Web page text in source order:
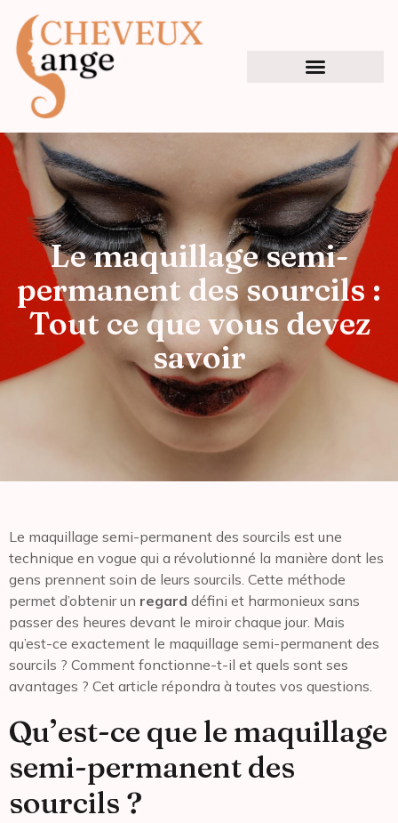
Le maquillage semi-
permanent des sourcils :
Tout ce que vous devez
savoir
Le maquillage semi-permanent des sourcils est une
technique en vogue qui a révolutionné la manière dont les
gens prennent soin de leurs sourcils. Cette méthode
permet d’obtenir un regard défini et harmonieux sans
passer des heures devant le miroir chaque jour. Mais
qu’est-ce exactement le maquillage semi-permanent des
sourcils ? Comment fonctionne-t-il et quels sont ses
avantages ? Cet article répondra à toutes vos questions.
Qu’est-ce que le maquillage
semi-permanent des
sourcils ?